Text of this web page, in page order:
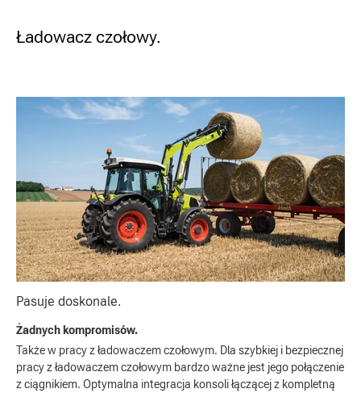
Ładowacz czołowy.
Pasuje doskonale.
Żadnych kompromisów.
Także w pracy z ładowaczem czołowym. Dla szybkiej i bezpiecznej
pracy z ładowaczem czołowym bardzo ważne jest jego połączenie
z ciągnikiem. Optymalna integracja konsoli łączącej z kompletną